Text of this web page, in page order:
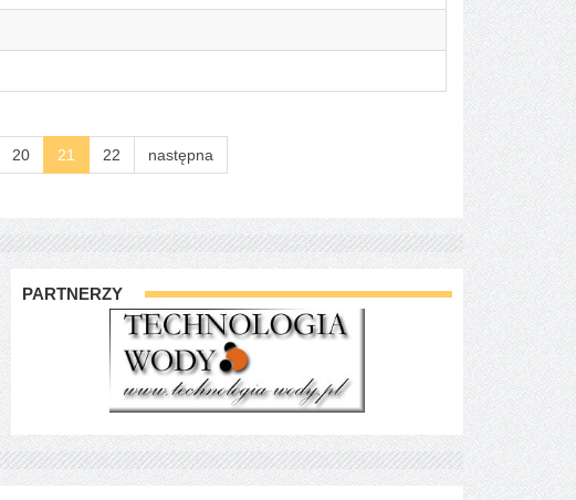
20 21 22 następna
PARTNERZY